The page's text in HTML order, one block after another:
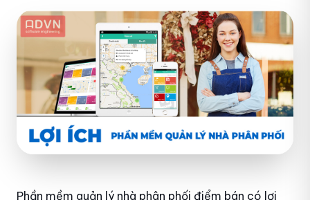
Phần mềm quản lý nhà phân phối điểm bán có lợi